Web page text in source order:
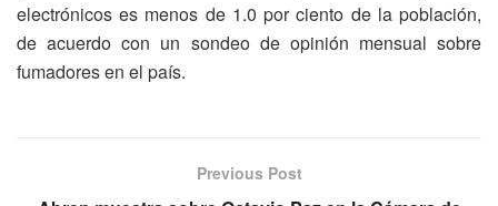
electrónicos es menos de 1.0 por ciento de la población,
de acuerdo con un sondeo de opinión mensual sobre
fumadores en el país.
Previous Post